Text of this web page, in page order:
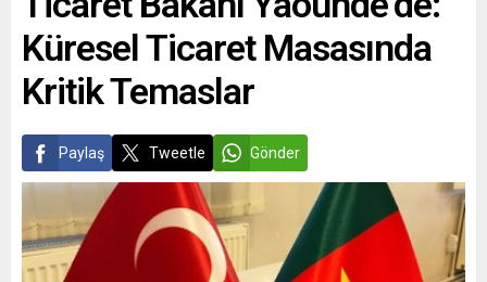
Küresel Ticaret Masasında
Kritik Temaslar
Paylaş Tweetle Gönder